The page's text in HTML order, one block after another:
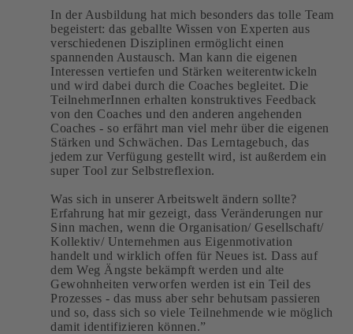
In der Ausbildung hat mich besonders das tolle Team
begeistert: das geballte Wissen von Experten aus
verschiedenen Disziplinen ermöglicht einen
spannenden Austausch. Man kann die eigenen
Interessen vertiefen und Stärken weiterentwickeln
und wird dabei durch die Coaches begleitet. Die
TeilnehmerInnen erhalten konstruktives Feedback
von den Coaches und den anderen angehenden
Coaches - so erfährt man viel mehr über die eigenen
Stärken und Schwächen. Das Lerntagebuch, das
jedem zur Verfügung gestellt wird, ist außerdem ein
super Tool zur Selbstreflexion.
Was sich in unserer Arbeitswelt ändern sollte?
Erfahrung hat mir gezeigt, dass Veränderungen nur
Sinn machen, wenn die Organisation/ Gesellschaft/
Kollektiv/ Unternehmen aus Eigenmotivation
handelt und wirklich offen für Neues ist. Dass auf
dem Weg Ängste bekämpft werden und alte
Gewohnheiten verworfen werden ist ein Teil des
Prozesses - das muss aber sehr behutsam passieren
und so, dass sich so viele Teilnehmende wie möglich
damit identifizieren können.”